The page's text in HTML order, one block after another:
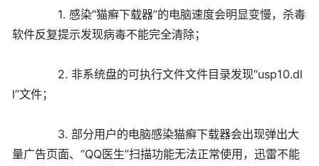
1. 感染“猫癣下载器”的电脑速度会明显变慢，杀毒
软件反复提示发现病毒不能完全清除；
2. 非系统盘的可执行文件文件目录发现“usp10.dl
l”文件；
3. 部分用户的电脑感染猫癣下载器会出现弹出大
量广告页面、“QQ医生”扫描功能无法正常使用，迅雷不能